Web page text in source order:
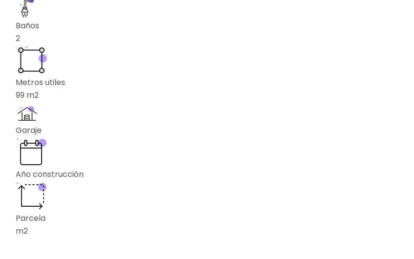
Baños
2
Metros utiles
99 m2
Garaje
Año construcción
Parcela
m2